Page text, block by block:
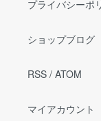
プライバシーポ
ショップブログ
RSS / ATOM
マイアカウント